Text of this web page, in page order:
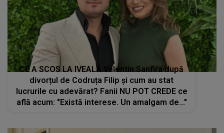
CE A SCOS LA IVEALĂ Valentin Sanfira după
divorțul de Codruța Filip și cum au stat
lucrurile cu adevărat? Fanii NU POT CREDE ce
află acum: "Există interese. Un amalgam de..."